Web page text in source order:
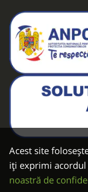
Acest site
iți exprimi
noastră de